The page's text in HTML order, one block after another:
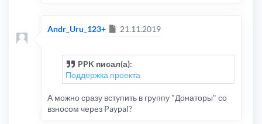
Andr_Uru_123+ Сообщение
21.11.2019
PPK писал(а):
Поддержка проекта
А можно сразу вступить в группу "Донаторы" со
взносом через Paypal?